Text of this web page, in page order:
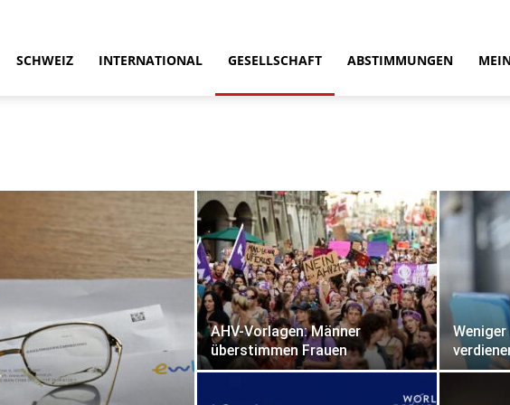
SCHWEIZ INTERNATIONAL GESELLSCHAFT ABSTIMMUNGEN
AHV-Vorlagen: Männer
überstimmen Frauen